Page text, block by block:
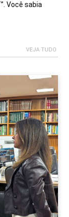
Você sabia
VEJA TUDO